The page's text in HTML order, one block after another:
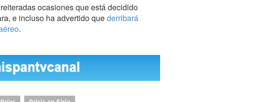
ocasiones que está decidido
, e incluso ha advertido quederribará
.
Crisis en Siria